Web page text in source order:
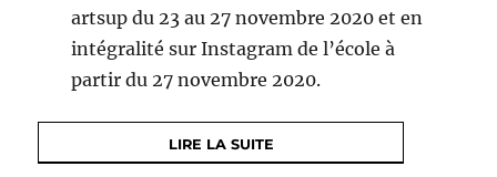
artsup du 23 au 27 novembre 2020 et en
intégralité sur Instagram de l’école à
partir du 27 novembre 2020.
LIRE LA SUITE